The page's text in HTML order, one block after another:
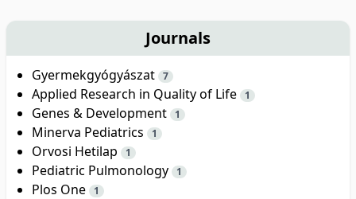
Journals
Gyermekgyógyászat 7
Applied Research in Quality of Life 1
Genes & Development 1
Minerva Pediatrics 1
Orvosi Hetilap 1
Pediatric Pulmonology 1
Plos One 1